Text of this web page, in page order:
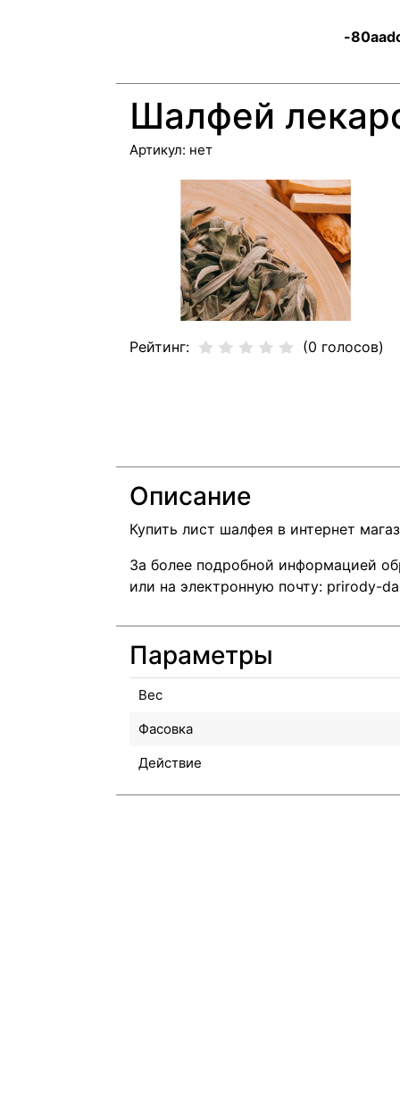
-
Шалфей
Артикул: нет
Рейтинг: (0 голосов)
Описание
Купить лист шалфея в интернет
За более подробной информацией
или на электронную почту: prirody-
Параметры
Вес
Фасовка
Действие